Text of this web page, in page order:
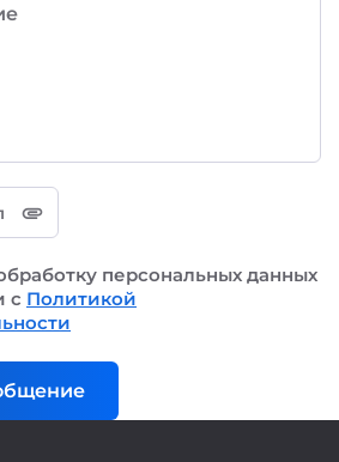
персональных данных
с Политикой